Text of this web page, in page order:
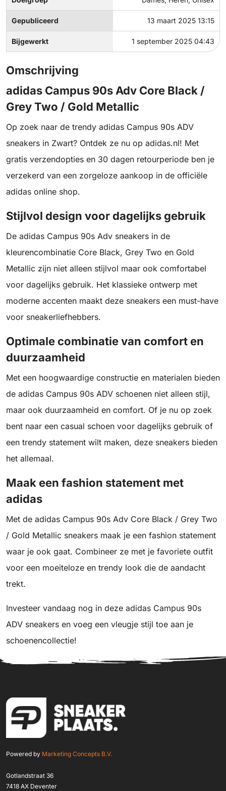
Gepubliceerd 13 maart 2025 13:15
Bijgewerkt 1 september 2025 04:43
Omschrijving
adidas Campus 90s Adv Core Black /
Grey Two / Gold Metallic
Op zoek naar de trendy adidas Campus 90s ADV
sneakers in Zwart? Ontdek ze nu op adidas.nl! Met
gratis verzendopties en 30 dagen retourperiode ben je
verzekerd van een zorgeloze aankoop in de officiële
adidas online shop.
Stijlvol design voor dagelijks gebruik
De adidas Campus 90s Adv sneakers in de
kleurencombinatie Core Black, Grey Two en Gold
Metallic zijn niet alleen stijlvol maar ook comfortabel
voor dagelijks gebruik. Het klassieke ontwerp met
moderne accenten maakt deze sneakers een must-have
voor sneakerliefhebbers.
Optimale combinatie van comfort en
duurzaamheid
Met een hoogwaardige constructie en materialen bieden
de adidas Campus 90s ADV schoenen niet alleen stijl,
maar ook duurzaamheid en comfort. Of je nu op zoek
bent naar een casual schoen voor dagelijks gebruik of
een trendy statement wilt maken, deze sneakers bieden
het allemaal.
Maak een fashion statement met
adidas
Met de adidas Campus 90s Adv Core Black / Grey Two
/ Gold Metallic sneakers maak je een fashion statement
waar je ook gaat. Combineer ze met je favoriete outfit
voor een moeiteloze en trendy look die de aandacht
trekt.
Investeer vandaag nog in deze adidas Campus 90s
ADV sneakers en voeg een vleugje stijl toe aan je
schoenencollectie!
Powered by Marketing Concepts B.V.
Gotlandstraat 36
7418 AX Deventer